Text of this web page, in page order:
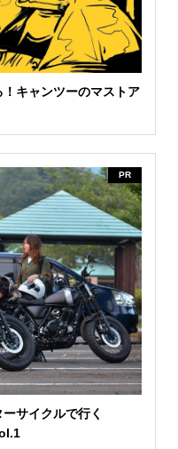
キャンツーのマストア
PR
サイクルで行く